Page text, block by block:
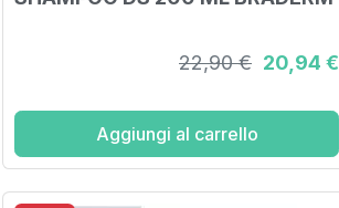
22,90 € 20,94 €
Aggiungi al carrello